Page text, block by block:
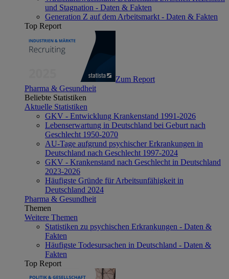
und Stagnation - Daten & Fakten
Generation Z auf dem Arbeitsmarkt - Daten & Fakten
Top Report
Zum Report
Pharma & Gesundheit
Beliebte Statistiken
Aktuelle Statistiken
GKV - Entwicklung Krankenstand 1991-2026
Lebenserwartung in Deutschland bei Geburt nach
Geschlecht 1950-2070
AU-Tage aufgrund psychischer Erkrankungen in
Deutschland nach Geschlecht 1997-2024
GKV - Krankenstand nach Geschlecht in Deutschland
2023-2026
Häufigste Gründe für Arbeitsunfähigkeit in
Deutschland 2024
Pharma & Gesundheit
Themen
Weitere Themen
Statistiken zu psychischen Erkrankungen - Daten &
Fakten
Häufigste Todesursachen in Deutschland - Daten &
Fakten
Top Report